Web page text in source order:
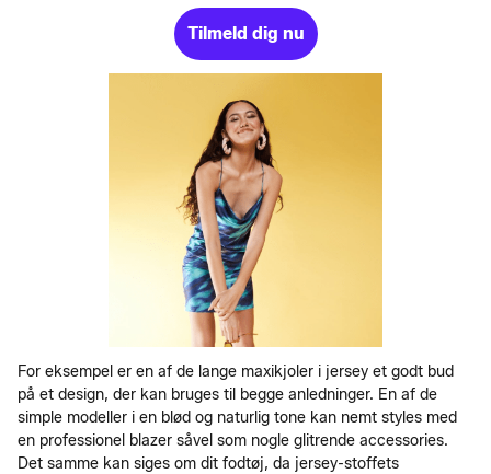
Tilmeld dig nu
For eksempel er en af de lange maxikjoler i jersey et godt bud
på et design, der kan bruges til begge anledninger. En af de
simple modeller i en blød og naturlig tone kan nemt styles med
en professionel blazer såvel som nogle glitrende accessories.
Det samme kan siges om dit fodtøj, da jersey-stoffets